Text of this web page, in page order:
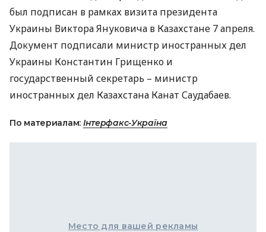
был подписан в рамках визита президента
Украины Виктора Януковича в Казахстане 7 апреля.
Документ подписали министр иностранных дел
Украины Константин Грищенко и
государственный секретарь – министр
иностранных дел Казахстана Канат Саудабаев.
По материалам: Інтерфакс-Україна
Место для вашей рекламы